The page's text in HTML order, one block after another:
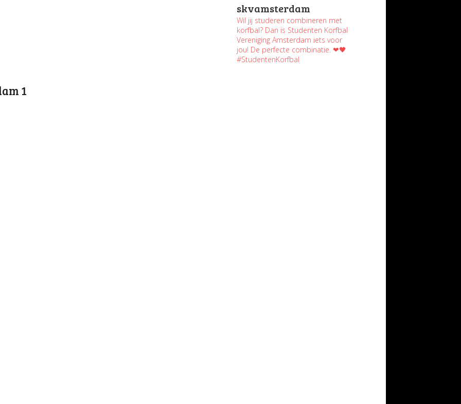
1
skvamsterdam
Wil jij studeren combineren met
korfbal? Dan is Studenten Korfbal
Vereniging Amsterdam iets voor
jou! De perfecte combinatie. ❤🖤
#StudentenKorfbal